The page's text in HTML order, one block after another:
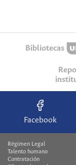
Bibliotecas
Facebook
Régimen Legal
Talento humano
Contratación